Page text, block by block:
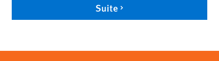
Suite